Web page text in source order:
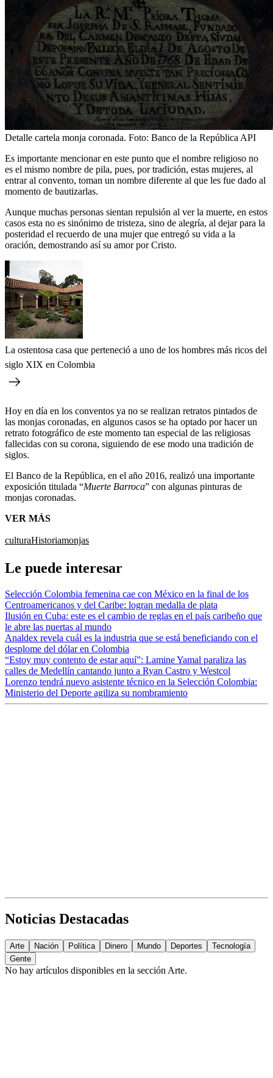
Detalle cartela monja coronada. Foto: Banco de la República API
Es importante mencionar en este punto que el nombre religioso no
es el mismo nombre de pila, pues, por tradición, estas mujeres, al
entrar al convento, toman un nombre diferente al que les fue dado al
momento de bautizarlas.
Aunque muchas personas sientan repulsión al ver la muerte, en estos
casos esta no es sinónimo de tristeza, sino de alegría, al dejar para la
posteridad el recuerdo de una mujer que entregó su vida a la
oración, demostrando así su amor por Cristo.
La ostentosa casa que perteneció a uno de los hombres más ricos del
siglo XIX en Colombia
Hoy en día en los conventos ya no se realizan retratos pintados de
las monjas coronadas, en algunos casos se ha optado por hacer un
retrato fotográfico de este momento tan especial de las religiosas
fallecidas con su corona, siguiendo de ese modo una tradición de
siglos.
El Banco de la República, en el año 2016, realizó una importante
exposición titulada “Muerte Barroca” con algunas pinturas de
monjas coronadas.
VER MÁS
culturaHistoriamonjas
Le puede interesar
Selección Colombia femenina cae con México en la final de los
Centroamericanos y del Caribe: logran medalla de plata
Ilusión en Cuba: este es el cambio de reglas en el país caribeño que
le abre las puertas al mundo
Analdex revela cuál es la industria que se está beneficiando con el
desplome del dólar en Colombia
“Estoy muy contento de estar aquí”: Lamine Yamal paraliza las
calles de Medellín cantando junto a Ryan Castro y Westcol
Lorenzo tendrá nuevo asistente técnico en la Selección Colombia:
Ministerio del Deporte agiliza su nombramiento
Noticias Destacadas
Arte Nación Política Dinero Mundo Deportes
Tecnología
Gente
No hay artículos disponibles en la sección Arte.